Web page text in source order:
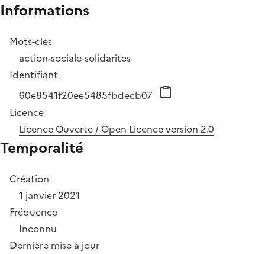
Informations
Mots-clés
action-sociale-solidarites
Identifiant
60e8541f20ee5485fbdecb07
Licence
Licence Ouverte / Open Licence version 2.0
Temporalité
Création
1 janvier 2021
Fréquence
Inconnu
Dernière mise à jour